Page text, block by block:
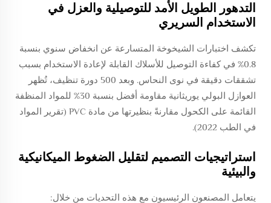
التدهور الطويل الأمد للتوصيلية والعزل في
الاستخدام السريري
تكشف اختبارات الشيخوخة المتسارعة عن انخفاض سنوي بنسبة
0.8% في كفاءة التوصيل للأسلاك القابلة لإعادة الاستخدام بسبب
تشققات دقيقة في نوى النحاس. وبعد 500 دورة تنظيف، تُظهر
العوازل البولي يوريثانية مقاومة أفضل بنسبة 30% للمواد المنظفة
القائمة على الكحول مقارنةً بنظيرتها من مادة PVC (تقرير المواد
في الطب 2022).
استراتيجيات التصميم لتقليل الضغوط الميكانيكية
والبيئية
يتعامل المصنعون الرئيسيون مع هذه التحديات من خلال: